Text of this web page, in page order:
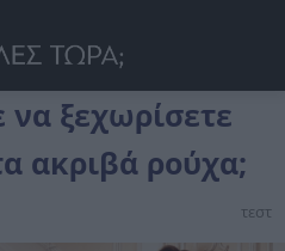
ξεχωρίσετε
ακριβά ρούχα;
τεστ